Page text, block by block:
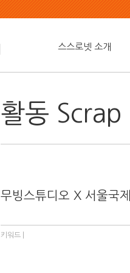
스스로넷 소개
활동 Scrap
무빙스튜디오 X 서울국
키워드 |